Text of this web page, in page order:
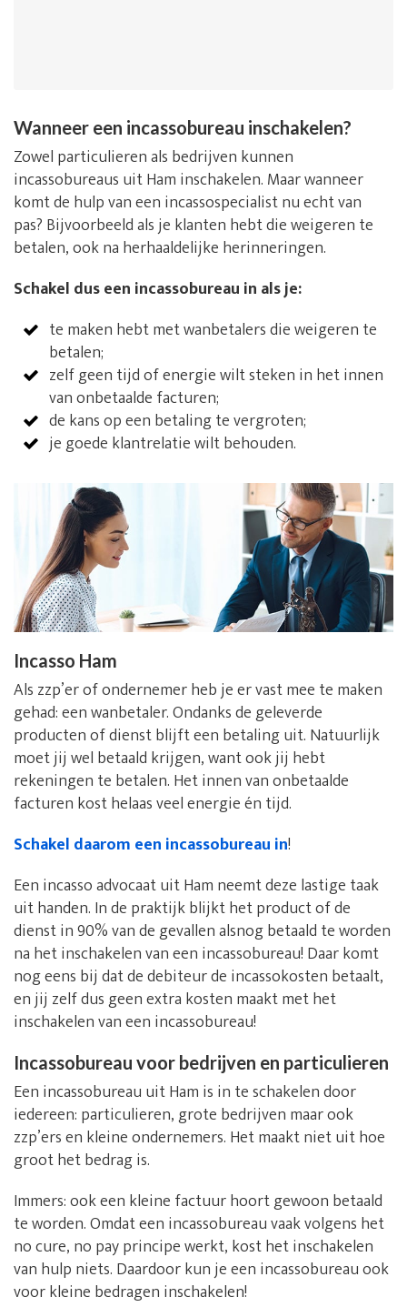
Wanneer een incassobureau inschakelen?
Zowel particulieren als bedrijven kunnen
incassobureaus uit Ham inschakelen. Maar wanneer
komt de hulp van een incassospecialist nu echt van
pas? Bijvoorbeeld als je klanten hebt die weigeren te
betalen, ook na herhaaldelijke herinneringen.
Schakel dus een incassobureau in als je:
te maken hebt met wanbetalers die weigeren te
betalen;
zelf geen tijd of energie wilt steken in het innen
van onbetaalde facturen;
de kans op een betaling te vergroten;
je goede klantrelatie wilt behouden.
Incasso Ham
Als zzp’er of ondernemer heb je er vast mee te maken
gehad: een wanbetaler. Ondanks de geleverde
producten of dienst blijft een betaling uit. Natuurlijk
moet jij wel betaald krijgen, want ook jij hebt
rekeningen te betalen. Het innen van onbetaalde
facturen kost helaas veel energie én tijd.
Schakel daarom een incassobureau in!
Een incasso advocaat uit Ham neemt deze lastige taak
uit handen. In de praktijk blijkt het product of de
dienst in 90% van de gevallen alsnog betaald te worden
na het inschakelen van een incassobureau! Daar komt
nog eens bij dat de debiteur de incassokosten betaalt,
en jij zelf dus geen extra kosten maakt met het
inschakelen van een incassobureau!
Incassobureau voor bedrijven en particulieren
Een incassobureau uit Ham is in te schakelen door
iedereen: particulieren, grote bedrijven maar ook
zzp’ers en kleine ondernemers. Het maakt niet uit hoe
groot het bedrag is.
Immers: ook een kleine factuur hoort gewoon betaald
te worden. Omdat een incassobureau vaak volgens het
no cure, no pay principe werkt, kost het inschakelen
van hulp niets. Daardoor kun je een incassobureau ook
voor kleine bedragen inschakelen!